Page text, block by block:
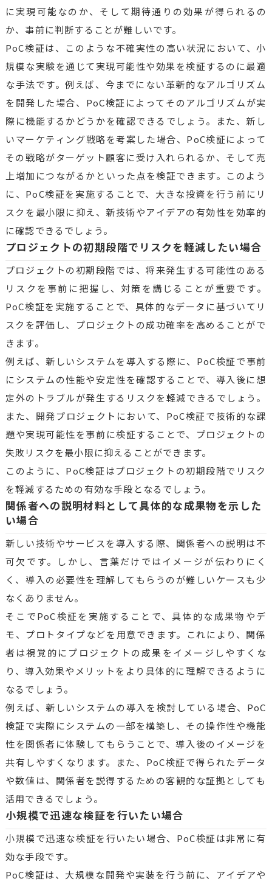
に実現可能なのか、そして期待通りの効果が得られるの
か、事前に判断することが難しいです。
PoC検証は、このような不確実性の高い状況において、小
規模な実験を通じて実現可能性や効果を検証するのに最適
な手法です。例えば、今までにない革新的なアルゴリズム
を開発した場合、PoC検証によってそのアルゴリズムが実
際に機能するかどうかを確認できるでしょう。また、新し
いマーケティング戦略を考案した場合、PoC検証によって
その戦略がターゲット顧客に受け入れられるか、そして売
上増加につながるかといった点を検証できます。このよう
に、PoC検証を実施することで、大きな投資を行う前にリ
スクを最小限に抑え、新技術やアイデアの有効性を効率的
に確認できるでしょう。
プロジェクトの初期段階でリスクを軽減したい場合
プロジェクトの初期段階では、将来発生する可能性のある
リスクを事前に把握し、対策を講じることが重要です。
PoC検証を実施することで、具体的なデータに基づいてリ
スクを評価し、プロジェクトの成功確率を高めることがで
きます。
例えば、新しいシステムを導入する際に、PoC検証で事前
にシステムの性能や安定性を確認することで、導入後に想
定外のトラブルが発生するリスクを軽減できるでしょう。
また、開発プロジェクトにおいて、PoC検証で技術的な課
題や実現可能性を事前に検証することで、プロジェクトの
失敗リスクを最小限に抑えることができます。
このように、PoC検証はプロジェクトの初期段階でリスク
を軽減するための有効な手段となるでしょう。
関係者への説明材料として具体的な成果物を示した
い場合
新しい技術やサービスを導入する際、関係者への説明は不
可欠です。しかし、言葉だけではイメージが伝わりにく
く、導入の必要性を理解してもらうのが難しいケースも少
なくありません。
そこでPoC検証を実施することで、具体的な成果物やデ
モ、プロトタイプなどを用意できます。これにより、関係
者は視覚的にプロジェクトの成果をイメージしやすくな
り、導入効果やメリットをより具体的に理解できるように
なるでしょう。
例えば、新しいシステムの導入を検討している場合、PoC
検証で実際にシステムの一部を構築し、その操作性や機能
性を関係者に体験してもらうことで、導入後のイメージを
共有しやすくなります。また、PoC検証で得られたデータ
や数値は、関係者を説得するための客観的な証拠としても
活用できるでしょう。
小規模で迅速な検証を行いたい場合
小規模で迅速な検証を行いたい場合、PoC検証は非常に有
効な手段です。
PoC検証は、大規模な開発や実装を行う前に、アイデアや